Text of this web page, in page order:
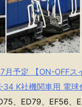
予定 【ON-OFFス
34 K社機関車用 電球
、ED79、EF56、